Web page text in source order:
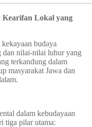
Kearifan Lokal yang
budaya
dan nilai-nilai luhur yang
terkandung dalam
masyarakat Jawa dan
dalam kebudayaan
tiga pilar utama: